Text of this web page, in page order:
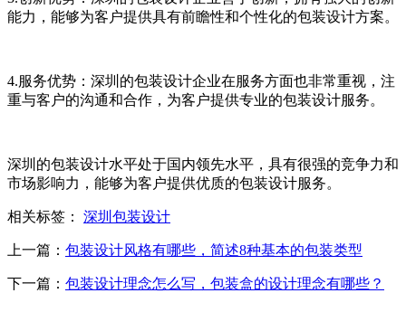
能力，能够为客户提供具有前瞻性和个性化的包装设计方案。
4.服务优势：深圳的包装设计企业在服务方面也非常重视，注
重与客户的沟通和合作，为客户提供专业的包装设计服务。
深圳的包装设计水平处于国内领先水平，具有很强的竞争力和
市场影响力，能够为客户提供优质的包装设计服务。
相关标签： 深圳包装设计
上一篇： 包装设计风格有哪些，简述8种基本的包装类型
下一篇： 包装设计理念怎么写，包装盒的设计理念有哪些？